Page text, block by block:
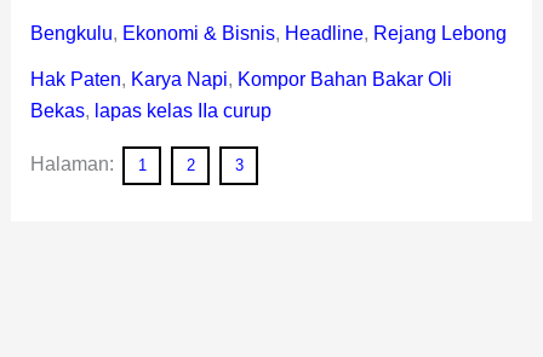
Bengkulu, Ekonomi & Bisnis, Headline, Rejang Lebong
Hak Paten, Karya Napi, Kompor Bahan Bakar Oli
Bekas, lapas kelas IIa curup
Halaman: 1 2 3